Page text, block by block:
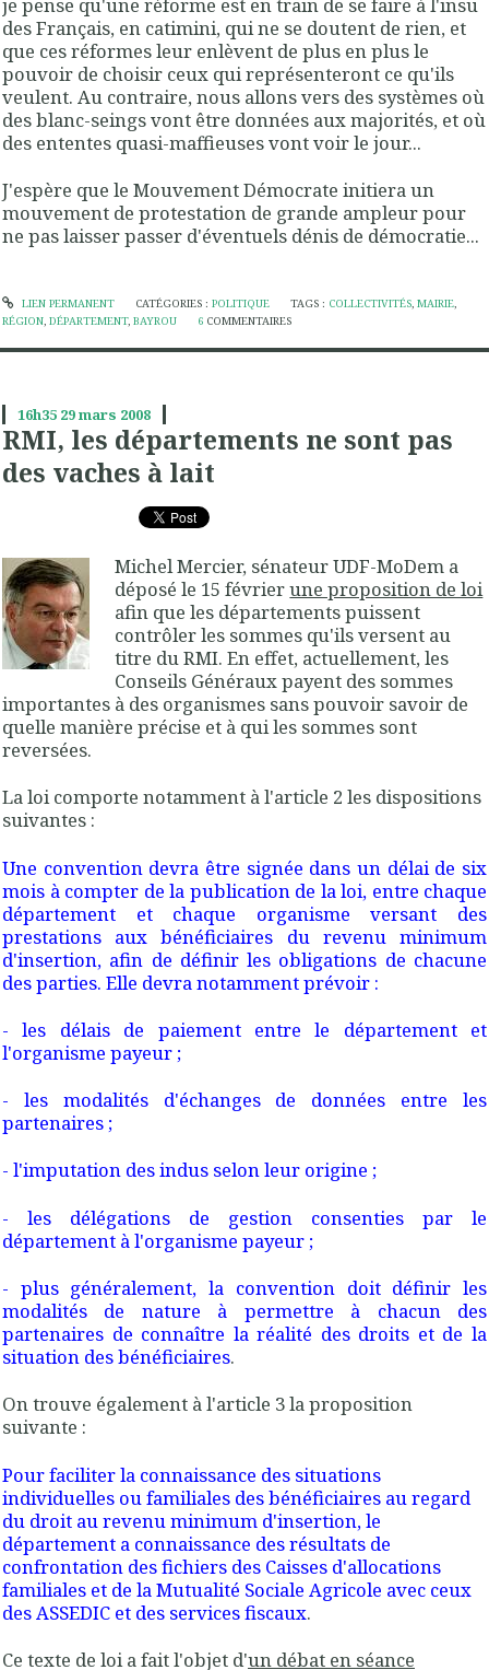
des Français, en catimini, qui ne se doutent de rien, et
que ces réformes leur enlèvent de plus en plus le
pouvoir de choisir ceux qui représenteront ce qu'ils
veulent. Au contraire, nous allons vers des systèmes où
des blanc-seings vont être données aux majorités, et où
des ententes quasi-maffieuses vont voir le jour...
J'espère que le Mouvement Démocrate initiera un
mouvement de protestation de grande ampleur pour
ne pas laisser passer d'éventuels dénis de démocratie...
LIEN PERMANENT CATÉGORIES : POLITIQUE TAGS : COLLECTIVITÉS ,MAIRIE
RÉGION DÉPARTEMENT, BAYROU 6 COMMENTAIRES
16h35 29mars 2008
RMI, les départements ne sont pas
des vaches à lait
Michel Mercier, sénateur UDF-MoDem a
déposé le 15 févrierune proposition de loi
afin que les départements puissent
contrôler les sommes qu'ils versent au
titre du RMI. En effet, actuellement, les
Conseils Généraux payent des sommes
importantes à des organismes sans pouvoir savoir de
quelle manière précise et à qui les sommes sont
reversées.
La loi comporte notamment à l'article 2 les dispositions
suivantes :
Une convention devra être signée dans un délai de six
mois à compter de la publication de la loi, entre chaque
département et chaque organisme versant des
prestations aux bénéficiaires du revenu minimum
d'insertion, afin de définir les obligations de chacune
des parties. Elle devra notamment prévoir :
- les délais de paiement entre le département et
l'organisme payeur ;
- les modalités d'échanges de données entre les
partenaires ;
- l'imputation des indus selon leur origine ;
- les délégations de gestion consenties par le
département à l'organisme payeur ;
- plus généralement, la convention doit définir les
modalités de nature à permettre à chacun des
partenaires de connaître la réalité des droits et de la
situation des bénéficiaires.
On trouve également à l'article 3 la proposition
suivante :
Pour faciliter la connaissance des situations
individuelles ou familiales des bénéficiaires au regard
du droit au revenu minimum d'insertion, le
département a connaissance des résultats de
confrontation des fichiers des Caisses d'allocations
familiales et de la Mutualité Sociale Agricole avec ceux
des ASSEDIC et des services fiscaux.
Ce texte de loi a fait l'objet d'un débat en séance